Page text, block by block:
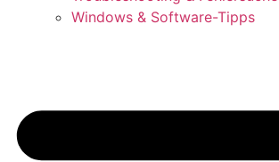
Windows & Software-Tipps